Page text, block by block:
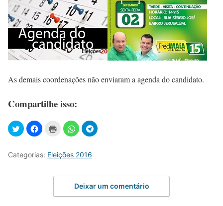
As demais coordenações não enviaram a agenda do candidato.
Compartilhe isso:
Categorias: Eleições 2016
Deixar um comentário